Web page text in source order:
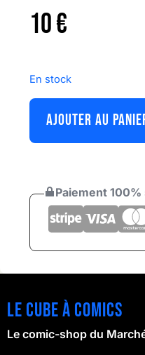
10€
En stock
AJOUTER AU
Paiement
Le cube à comics
Le comic-shop du